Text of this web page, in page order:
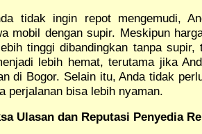
tidak ingin repot mengemudi,
mobil dengan supir. Meskipun
tinggi dibandingkan tanpa supir,
lebih hemat, terutama jika
di Bogor. Selain itu, Anda tidak
perjalanan bisa lebih nyaman.
Ulasan dan Reputasi Penyedia